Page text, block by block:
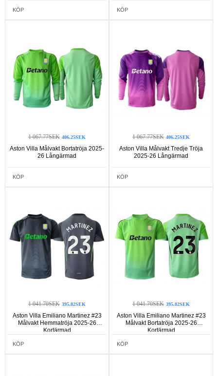
KÖP KÖP
1 067.77SEK 406.25SEK
Aston Villa Målvakt Bortatröja 2025-
26 Långärmad
KÖP
1 067.77SEK 406.25SEK
Aston Villa Målvakt Tredje Tröja
2025-26 Långärmad
KÖP
1 041.70SEK 395.82SEK
Aston Villa Emiliano Martinez #23
Målvakt Hemmatröja 2025-26
Kortärmad
KÖP
1 041.70SEK 395.82SEK
Aston Villa Emiliano Martinez #23
Målvakt Bortatröja 2025-26
Kortärmad
KÖP